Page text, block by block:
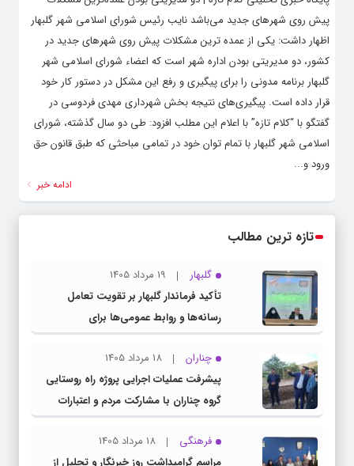
پیش روی شهرهای جدید می‌باشد نایب رئیس شورای اسلامی شهر گلبهار
اظهار داشت: یکی از عمده ترین مشکلات پیش روی شهرهای جدید در
کشور، دو مدیریتی بودن اداره شهر است که اعضاء شورای اسلامی شهر
گلبهار برنامه مدونی را برای پیگیری و رفع این مشکل در دستور کار خود
قرار داده است. پیگیری‌های نتیجه بخش شهرداری مهدی فردوسی در
گفتگو با “کلام تازه” با اعلام این مطلب افزود: طی دو سال گذشته، شورای
اسلامی شهر گلبهار با تمام توان خود در تمامی مباحثی که طبق قانون حق
ورود و...
ادامه خبر
تازه ترین مطالب
گلبهار
19 مرداد 1405
تأکید فرماندار گلبهار بر تقویت تعامل
رسانه‌ها و روابط عمومی‌ها برای
اطلاع‌رسانی شفاف
چناران
18 مرداد 1405
پیشرفت عملیات اجرایی پروژه راه روستایی
گروه چناران با مشارکت مردم و اعتبارات
دولتی
فرهنگی
18 مرداد 1405
مراسم گرامیداشت روز خبرنگار و تجلیل از